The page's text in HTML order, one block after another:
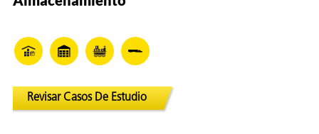
Revisar Casos De Estudio